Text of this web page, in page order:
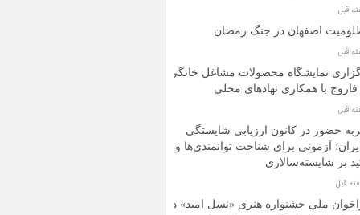
اصفهان در جنگ رمضان
نمایشگاه محصولات مشاغل خانگی
فاروج با همکاری نهادهای محلی
حضور در کانون ارزیابی شایستگی
آزمونی برای شناخت توانمندی‌ها و
بر شایسته‌سالاری
ملی جشنواره هنری «نسل امید» در